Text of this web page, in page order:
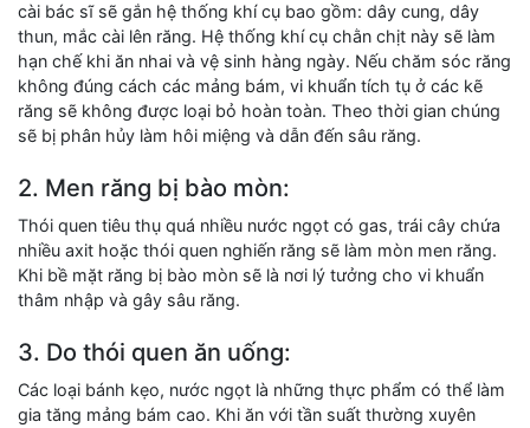
cài bác sĩ sẽ gắn hệ thống khí cụ bao gồm: dây cung, dây
thun, mắc cài lên răng. Hệ thống khí cụ chằn chịt này sẽ làm
hạn chế khi ăn nhai và vệ sinh hàng ngày. Nếu chăm sóc răng
không đúng cách các mảng bám, vi khuẩn tích tụ ở các kẽ
răng sẽ không được loại bỏ hoàn toàn. Theo thời gian chúng
sẽ bị phân hủy làm hôi miệng và dẫn đến sâu răng.
2. Men răng bị bào mòn:
Thói quen tiêu thụ quá nhiều nước ngọt có gas, trái cây chứa
nhiều axit hoặc thói quen nghiến răng sẽ làm mòn men răng.
Khi bề mặt răng bị bào mòn sẽ là nơi lý tưởng cho vi khuẩn
thâm nhập và gây sâu răng.
3. Do thói quen ăn uống:
Các loại bánh kẹo, nước ngọt là những thực phẩm có thể làm
gia tăng mảng bám cao. Khi ăn với tần suất thường xuyên